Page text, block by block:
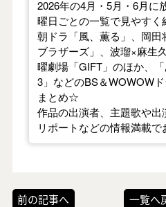
2026年の4月・5月・6月に
曜日ごとの一覧で見やすく
朝ドラ「風、薫る」、岡
ブラザーズ」、波瑠×麻生
曜劇場「GIFT」のほか、
3」などのBS＆WOWOW
まとめ☆
作品の出演者、主題歌や
リポートなどの情報満載で
前の記事へ 一覧へ